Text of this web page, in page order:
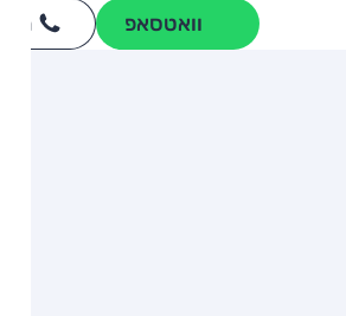
וואטסאפ חייגו
מותגים מתחרים